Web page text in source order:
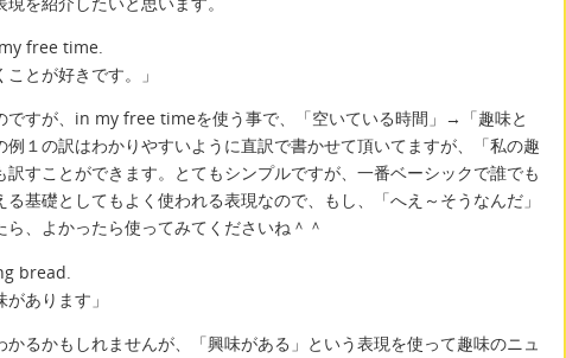
free time.
とが好きです。」
ですが、in my free timeを使う事で、「空いている時間」→「趣味と
１の訳はわかりやすいように直訳で書かせて頂いてますが、「私の趣
すことができます。とてもシンプルですが、一番ベーシックで誰でも
基礎としてもよく使われる表現なので、もし、「へえ～そうなんだ」
、よかったら使ってみてくださいね＾＾
bread.
あります」
るかもしれませんが、「興味がある」という表現を使って趣味のニュ